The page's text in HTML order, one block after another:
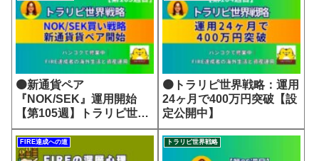
🟠新通貨ペア
『NOK/SEK』運用開始
【第105週】トラリピ世界
戦略
🟠トラリピ世界戦略：運用
24ヶ月で400万円突破【設
定公開中】
FIRE達成への道 トラリピ世界戦略